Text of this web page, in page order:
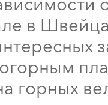
в
горных